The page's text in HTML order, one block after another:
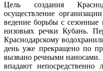
Цель создания
осуществление
ведение борьбы с сезонные
низовьях речки Кубань.
Краснодарскому
день уже прекращено по
вызвано речными наносами.
впадают